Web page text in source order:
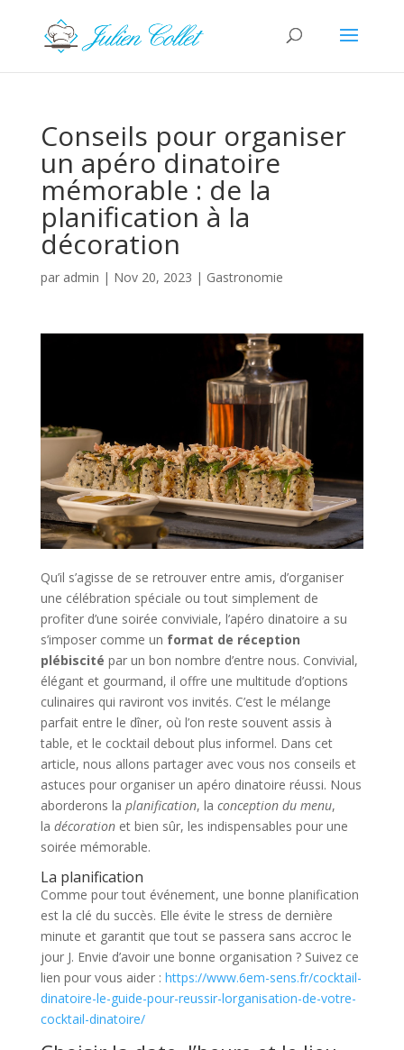
Conseils pour organiser
un apéro dinatoire
mémorable : de la
planification à la
décoration
par admin | Nov 20, 2023 | Gastronomie
Qu’il s’agisse de se retrouver entre amis, d’organiser
une célébration spéciale ou tout simplement de
profiter d’une soirée conviviale, l’apéro dinatoire a su
s’imposer comme un format de réception
plébiscité par un bon nombre d’entre nous. Convivial,
élégant et gourmand, il offre une multitude d’options
culinaires qui raviront vos invités. C’est le mélange
parfait entre le dîner, où l’on reste souvent assis à
table, et le cocktail debout plus informel. Dans cet
article, nous allons partager avec vous nos conseils et
astuces pour organiser un apéro dinatoire réussi. Nous
aborderons la planification, la conception du menu,
la décorationet bien sûr, les indispensables pour une
soirée mémorable.
La planification
Comme pour tout événement, une bonne planification
est la clé du succès. Elle évite le stress de dernière
minute et garantit que tout se passera sans accroc le
jour J. Envie d’avoir une bonne organisation ? Suivez ce
lien pour vous aider : https://www.6em-sens.fr/cocktail-
dinatoire-le-guide-pour-reussir-lorganisation-de-votre-
cocktail-dinatoire/